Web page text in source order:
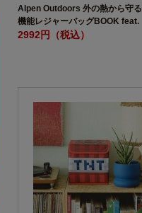
Alpen Outdoors 外の熱から守
機能レジャーバッグBOOK feat.
Coleman Special Package
2992円（税込）